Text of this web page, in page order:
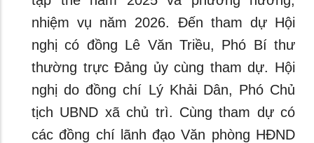
nhiệm vụ năm 2026. Đến tham dự Hội
nghị có đồng Lê Văn Triều, Phó Bí thư
thường trực Đảng ủy cùng tham dự. Hội
nghị do đồng chí Lý Khải Dân, Phó Chủ
tịch UBND xã chủ trì. Cùng tham dự có
các đồng chí lãnh đạo Văn phòng HĐND